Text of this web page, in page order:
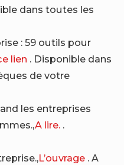
dans toutes les
: 59 outils pour
lien . Disponible dans
de votre
les entreprises
A lire. .
L’ouvrage . A